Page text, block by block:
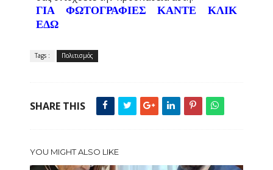
ΓΙΑ ΦΩΤΟΓΡΑΦΙΕΣ ΚΑΝΤΕ ΚΛΙΚ
ΕΔΩ
Tags : Πολιτισμός
SHARE THIS
YOU MIGHT ALSO LIKE